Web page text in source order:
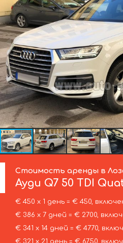
Стоимость аренды в
Ауди Q7 50 TDI
€ 450 х 1 день = € 450,
€ 386 х 7 дней = € 2700,
€ 341 х 14 дней = € 4770,
€ 321 х 21 день = € 6750,